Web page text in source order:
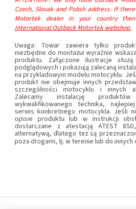
Czech, Slovak and Polish address. If
Motortek dealer in your country
International Outback Motortek webshop.
Uwaga: Towar zawiera tylko
niezbędne do montażui wyraźnie
produktu. Załączone ilustracje
podglądowych i pokazują zalecaną
na przykladowym modelu motocyklu.
produkt nie obejmuje innych
szczególności motocyklu i innych
Zalecamy instalację
wykwalifikowanego technika,
serwis konkretnego motocykla. Jeśli
opisie produktu lub w instrukcji
dostarczane z atestacją ATEST
alternatywą, dlatego też są
poza drogami, tj. w terenie lub do innych